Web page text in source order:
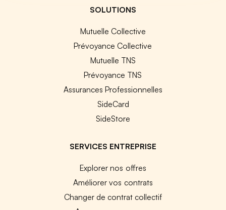
SOLUTIONS
Mutuelle Collective
Prévoyance Collective
Mutuelle TNS
Prévoyance TNS
Assurances Professionnelles
SideCard
SideStore
SERVICES ENTREPRISE
Explorer nos offres
Améliorer vos contrats
Changer de contrat collectif